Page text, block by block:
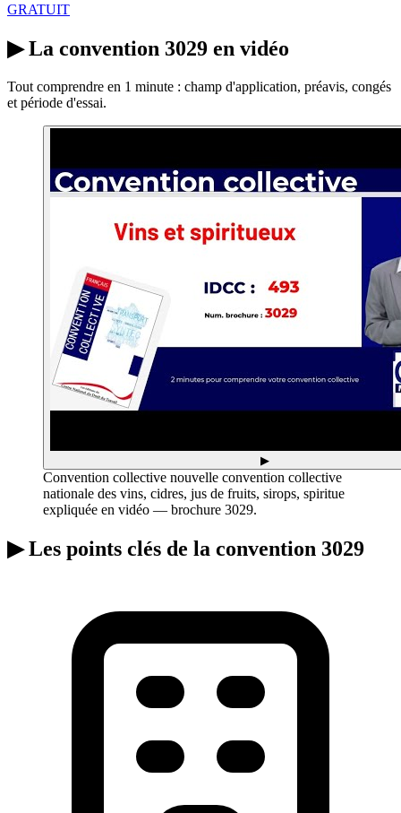
GRATUIT
▶La convention 3029 en vidéo
Tout comprendre en 1 minute : champ d'application, préavis, congés
et période d'essai.
▶
Convention collective nouvelle convention collective
nationale des vins, cidres, jus de fruits, sirops, spiritue
expliquée en vidéo — brochure 3029.
▶Les points clés de la convention 3029